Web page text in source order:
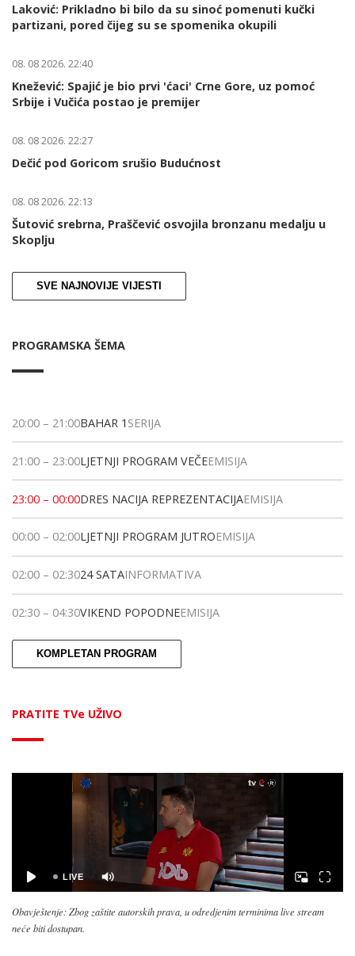
Laković: Prikladno bi bilo da su sinoć pomenuti kučki
partizani, pored čijeg su se spomenika okupili
08. 08 2026. 22:40
Knežević: Spajić je bio prvi 'ćaci' Crne Gore, uz pomoć
Srbije i Vučića postao je premijer
08. 08 2026. 22:27
Dečić pod Goricom srušio Budućnost
08. 08 2026. 22:13
Šutović srebrna, Praščević osvojila bronzanu medalju u
Skoplju
SVE NAJNOVIJE VIJESTI
PROGRAMSKA ŠEMA
20:00 – 21:00BAHAR 1 SERIJA
21:00 – 23:00LJETNJI PROGRAM VEČEEMISIJA
23:00 – 00:00DRES NACIJA REPREZENTACIJAEMISIJA
00:00 – 02:00LJETNJI PROGRAM JUTROEMISIJA
02:00 – 02:3024 SATAINFORMATIVA
02:30 – 04:30VIKEND POPODNEEMISIJA
KOMPLETAN PROGRAM
PRATITE TVe UŽIVO
Obavještenje: Zbog zaštite autorskih prava, u odredjenim terminima live stream
neće biti dostupan.